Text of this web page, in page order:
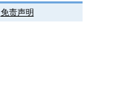
免责声明